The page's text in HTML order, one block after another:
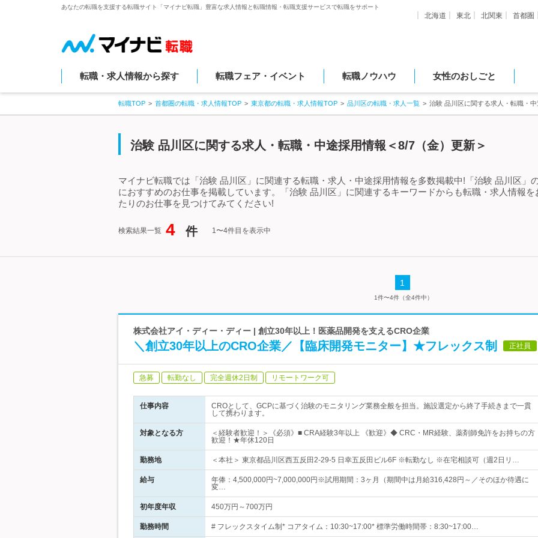
あなたの転職を支援する転職サイト「マイナビ転職」豊富な求人情報と転職情報・転職支援サービスで転職をサポート
北海道 東北 北関東 首都圏
転職・求人情報から探す 転職フェア・イベント 転職ノウハウ 女性のおしごと
転職TOP 首都圏の転職・求人情報TOP 東京都の転職・求人情報TOP 品川区の転職・求人一覧 治験 品川区に関する求人・転職・
治験 品川区に関する求人・転職・中途採用情報＜8/7（金）更新＞
マイナビ転職では「治験 品川区」に関連する転職・求人・中途採用情報を多数掲載中!「治験 品川区」
におすすめのお仕事を掲載しています。「治験 品川区」に関連するキーワードからも転職・求人情報
たりのお仕事を見つけてみてください!
検索結果一覧 4 件 1〜4件目を表示中
1
1件〜4件（全4件中）
株式会社アイ・ディー・ディー | 創立30年以上！医薬品開発を支えるCRO企業
＼創立30年以上のCRO企業／【臨床開発モニター】★フレックス制 正社員
急募 転勤なし 完全週休2日制 リモートワーク可
仕事内容
CROとして、GCPに基づく治験のモニタリング業務全般を担当。施設選定から終了手続きまで一貫
して携わります。
対象となる方
＜経験者歓迎！＞《必須》■ CRA経験3年以上 《歓迎》◆ CRC・MR経験、薬剤師免許をお持ちの方
歓迎！★年休120日
勤務地 ＜本社＞ 東京都品川区西五反田2-29-5 日幸五反田ビル6F ※転勤なし ※在宅相談可（週2日リ…
給与
年俸：4,500,000円~7,000,000円※試用期間：3ヶ月（期間中は月給316,428円～／そのほか待遇に
変…
初年度年収 450万円～700万円
勤務時間 # フレックスタイム制* コアタイム：10:30~17:00* 標準労働時間帯：8:30~17:00…